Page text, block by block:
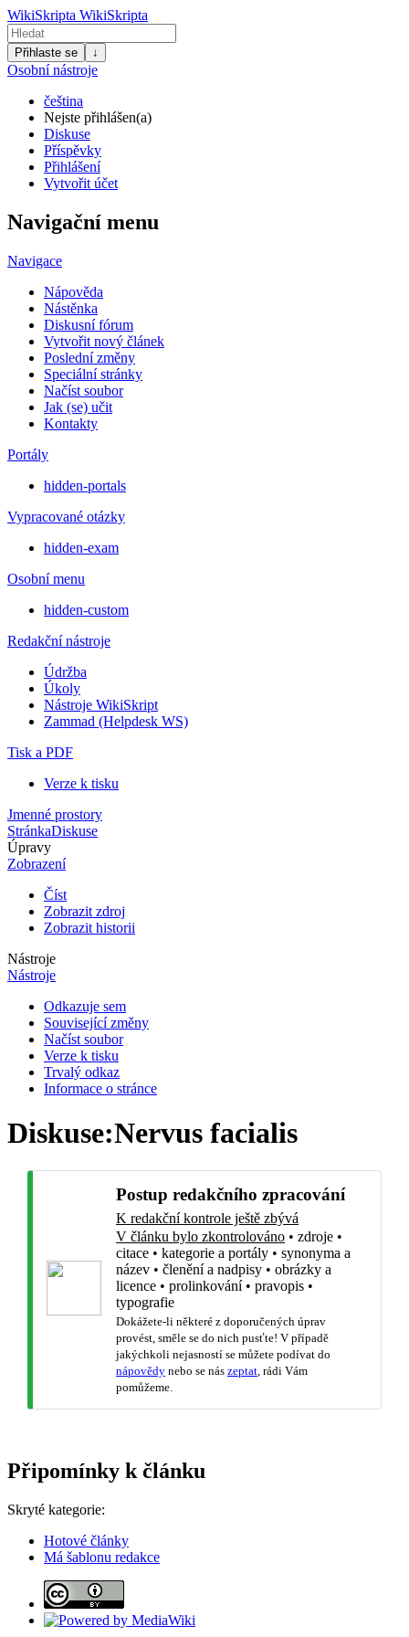
WikiSkripta WikiSkripta
Přihlaste se ↓
Osobní nástroje
čeština
Nejste přihlášen(a)
Diskuse
Příspěvky
Přihlášení
Vytvořit účet
Navigační menu
Navigace
Nápověda
Nástěnka
Diskusní fórum
Vytvořit nový článek
Poslední změny
Speciální stránky
Načíst soubor
Jak (se) učit
Kontakty
Portály
hidden-portals
Vypracované otázky
hidden-exam
Osobní menu
hidden-custom
Redakční nástroje
Údržba
Úkoly
Nástroje WikiSkript
Zammad (Helpdesk WS)
Tisk a PDF
Verze k tisku
Jmenné prostory
StránkaDiskuse
Úpravy
Zobrazení
Číst
Zobrazit zdroj
Zobrazit historii
Nástroje
Nástroje
Odkazuje sem
Související změny
Načíst soubor
Verze k tisku
Trvalý odkaz
Informace o stránce
Diskuse:Nervus facialis
Postup redakčního zpracování
K redakční kontrole ještě zbývá
V článku bylo zkontrolováno • zdroje •
citace • kategorie a portály • synonyma a
název • členění a nadpisy • obrázky a
licence • prolinkování• pravopis •
typografie
Dokážete-li některé z doporučených úprav
provést, směle se do nich pusťte! V případě
jakýchkoli nejasností se můžete podívat do
nápovědy nebo se nás zeptat , rádi Vám
pomůžeme.
Připomínky k článku
Skryté kategorie:
Hotové články
Má šablonu redakce